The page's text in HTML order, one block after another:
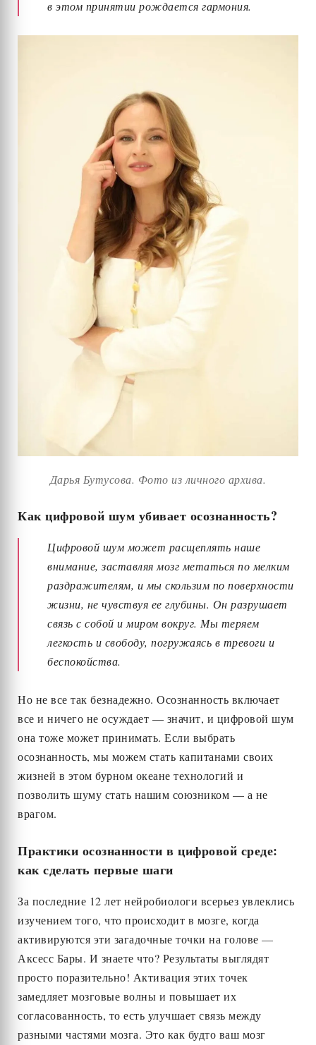
в этом принятии рождается гармония.
Дарья Бутусова. Фото из личного архива.
Как цифровой шум убивает осознанность?
Цифровой шум может расщеплять наше
внимание, заставляя мозг метаться по мелким
раздражителям, и мы скользим по поверхности
жизни, не чувствуя ее глубины. Он разрушает
связь с собой и миром вокруг. Мы теряем
легкость и свободу, погружаясь в тревоги и
беспокойства.
Но не все так безнадежно. Осознанность включает
все и ничего не осуждает — значит, и цифровой шум
она тоже может принимать. Если выбрать
осознанность, мы можем стать капитанами своих
жизней в этом бурном океане технологий и
позволить шуму стать нашим союзником — а не
врагом.
Практики осознанности в цифровой среде:
как сделать первые шаги
За последние 12 лет нейробиологи всерьез увлеклись
изучением того, что происходит в мозге, когда
активируются эти загадочные точки на голове —
Аксесс Бары. И знаете что? Результаты выглядят
просто поразительно! Активация этих точек
замедляет мозговые волны и повышает их
согласованность, то есть улучшает связь между
разными частями мозга. Это как будто ваш мозг